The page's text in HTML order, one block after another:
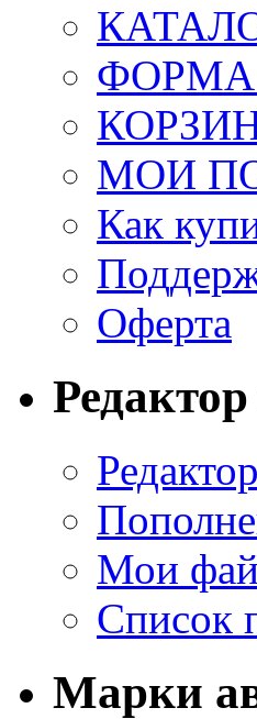
ФОРМА
МОИ
Как
Оферта
Мои
Список
Марки